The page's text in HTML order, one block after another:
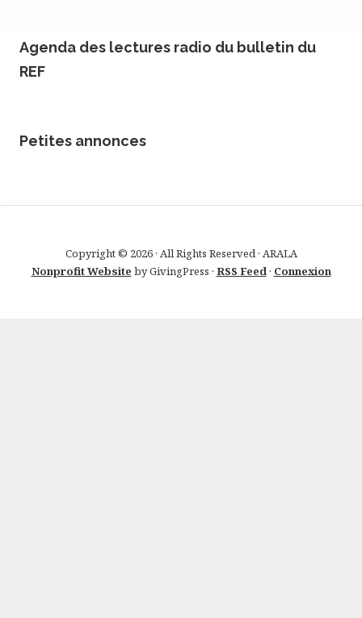
Agenda des lectures radio du bulletin du
REF
Petites annonces
Copyright © 2026 · All Rights Reserved · ARALA
Nonprofit Website by GivingPress · RSS Feed· Connexion